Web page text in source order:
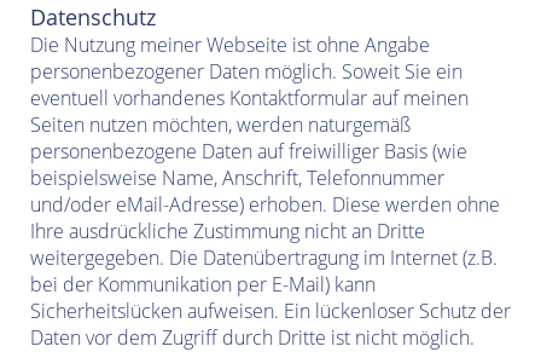
Datenschutz
Die Nutzung meiner Webseite ist ohne Angabe
personenbezogener Daten möglich. Soweit Sie ein
eventuell vorhandenes Kontaktformular auf meinen
Seiten nutzen möchten, werden naturgemäß
personenbezogene Daten auf freiwilliger Basis (wie
beispielsweise Name, Anschrift, Telefonnummer
und/oder eMail-Adresse) erhoben. Diese werden ohne
Ihre ausdrückliche Zustimmung nicht an Dritte
weitergegeben. Die Datenübertragung im Internet (z.B.
bei der Kommunikation per E-Mail) kann
Sicherheitslücken aufweisen. Ein lückenloser Schutz der
Daten vor dem Zugriff durch Dritte ist nicht möglich.